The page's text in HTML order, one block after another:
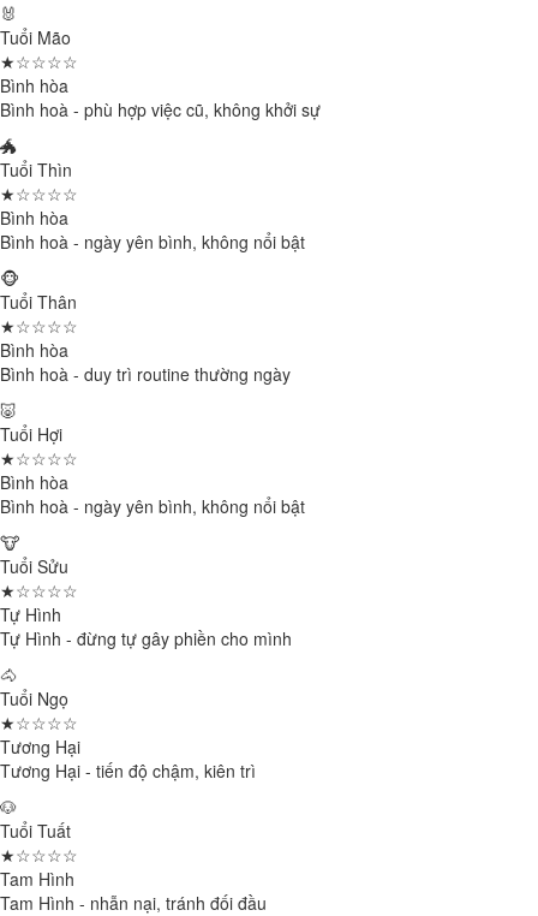
🐰
Tuổi Mão
★☆☆☆☆
Bình hòa
Bình hoà - phù hợp việc cũ, không khởi sự
🐲
Tuổi Thìn
★☆☆☆☆
Bình hòa
Bình hoà - ngày yên bình, không nổi bật
🐵
Tuổi Thân
★☆☆☆☆
Bình hòa
Bình hoà - duy trì routine thường ngày
🐷
Tuổi Hợi
★☆☆☆☆
Bình hòa
Bình hoà - ngày yên bình, không nổi bật
🐮
Tuổi Sửu
★☆☆☆☆
Tự Hình
Tự Hình - đừng tự gây phiền cho mình
🐴
Tuổi Ngọ
★☆☆☆☆
Tương Hại
Tương Hại - tiến độ chậm, kiên trì
🐶
Tuổi Tuất
★☆☆☆☆
Tam Hình
Tam Hình - nhẫn nại, tránh đối đầu